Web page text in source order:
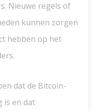
Nieuwe regels of
kunnen zorgen
hebben op het
dat de Bitcoin-
is en dat